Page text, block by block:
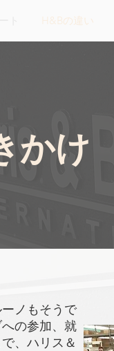
H&Bの違い
かけ
ノもそうで
の参加、就
、ハリス＆